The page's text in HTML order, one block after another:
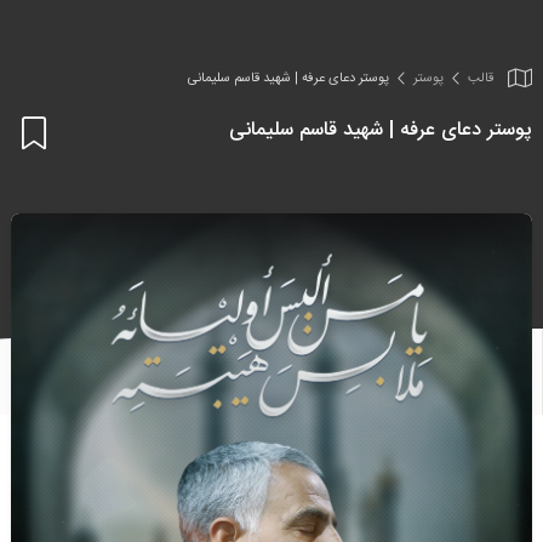
قالب پوستر پوستر دعای عرفه | شهید قاسم سلیمانی
پوستر دعای عرفه | شهید قاسم سلیمانی